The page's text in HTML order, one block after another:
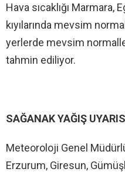
Hava sıcaklığı Marmara,
kıyılarında mevsim
yerlerde mevsim
tahmin ediliyor.
SAĞANAK YAĞIŞ
Meteoroloji Genel
Erzurum, Giresun,